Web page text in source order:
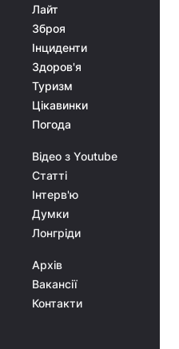
Лайт
Зброя
Інциденти
Здоров'я
Туризм
Цікавинки
Погода
Відео з Youtube
Статті
Інтерв'ю
Думки
Лонгріди
Архів
Вакансії
Контакти